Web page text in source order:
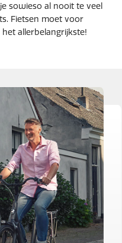
sowieso al nooit te veel
Fietsen moet voor
allerbelangrijkste!